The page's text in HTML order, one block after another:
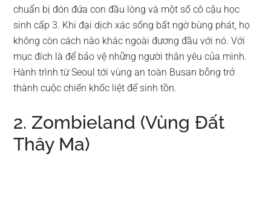
chuẩn bị đón đứa con đầu lòng và một số cô cậu học
sinh cấp 3. Khi đại dịch xác sống bất ngờ bùng phát, họ
không còn cách nào khác ngoài đương đầu với nó. Với
mục đích là để bảo vệ những người thân yêu của mình.
Hành trình từ Seoul tới vùng an toàn Busan bỗng trở
thành cuộc chiến khốc liệt để sinh tồn.
2. Zombieland (Vùng Đất
Thây Ma)